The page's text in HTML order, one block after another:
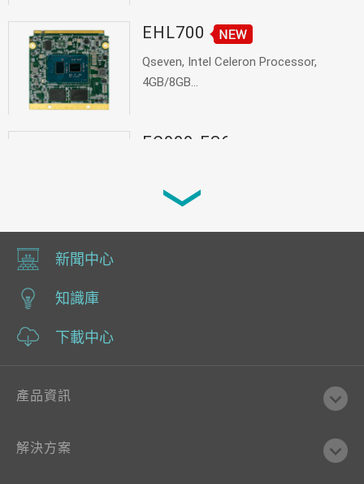
EHL700
Qseven, Intel Celeron Processor,
4GB/8GB...
EC900-FS6
DDR3L, 1 Min...
新聞中心
知識庫
下載中心
產品資訊
解決方案